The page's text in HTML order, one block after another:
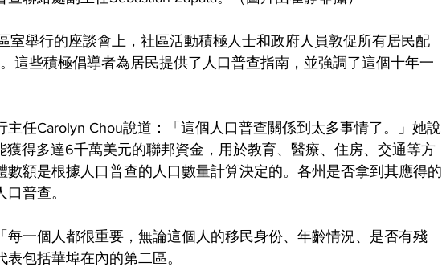
室舉行的座談會上，社區活動積極人士和政府人員敦促所有居民配
這些積極倡導者為居民提供了人口普查指南，並強調了這個十年一
主任Carolyn Chou說道：「這個人口普查關係到太多事情了。」她說
獲得多達6千萬美元的聯邦資金，用於教育、醫療、住房、交通等方
數額是根據人口普查的人口數量計算決定的。各州是否拿到其應得的
普查。
每一個人都很重要，無論這個人的移民身份、年齡情況、是否有殘
包括華埠在內的第二區。